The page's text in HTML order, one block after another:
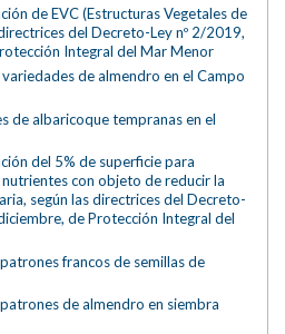
de EVC (Estructuras Vegetales de
del Decreto-Ley nº 2/2019,
Integral del Mar Menor
de almendro en el Campo
de albaricoque tempranas en el
del 5% de superficie para
con objeto de reducir la
según las directrices del Decreto-
de Protección Integral del
francos de semillas de
de almendro en siembra